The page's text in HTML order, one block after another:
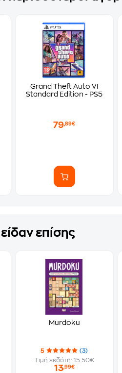
Grand Theft Auto VI
Standard Edition - PS5
79,89€
επίσης
Murdoku
5
(3)
Τιμή εκδότη: 15.50€
13,99€